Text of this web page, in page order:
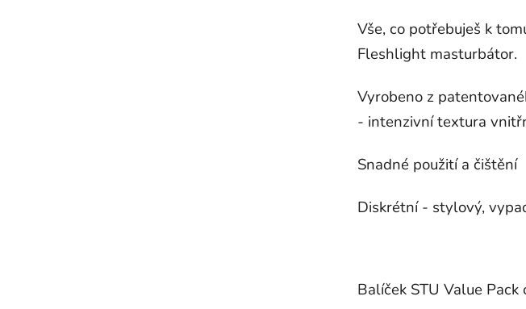
Vše, co potřebuješ k
Fleshlight masturbátor.
Vyrobeno z
- intenzivní textura
Snadné použití a čištění
Diskrétní - stylový,
Balíček STU Value Pack